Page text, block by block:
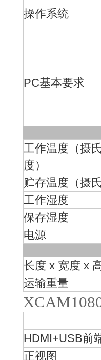
操作系统
PC基本要求
工作温度（摄
度）
贮存温度（摄
工作湿度
保存湿度
电源
长度 x 宽度 x
运输重量
HDMI+USB前
正视图